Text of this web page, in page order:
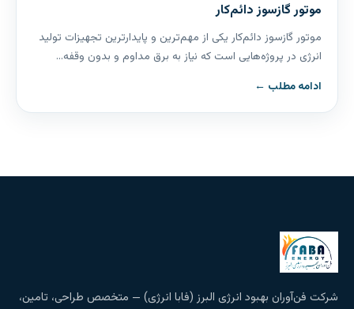
موتور گازسوز دائم‌کار
موتور گازسوز دائم‌کار یکی از مهم‌ترین و پایدارترین تجهیزات تولید
انرژی در پروژه‌هایی است که نیاز به برق مداوم و بدون وقفه…
ادامه مطلب ←
شرکت فن‌آوران بهبود انرژی البرز (فابا انرژی) — متخصص طراحی، تامین،